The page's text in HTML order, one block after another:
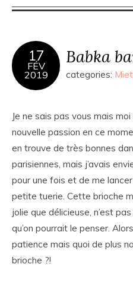
17
FÉV
2019
Babka
categories:
Je ne sais pas vous mais
nouvelle passion en ce
en trouve de très bonnes
parisiennes, mais j’avais
pour une fois et de me
petite tuerie. Cette brioche
jolie que délicieuse, n’est
qu’on pourrait le penser.
patience mais quoi de plus
brioche ?!